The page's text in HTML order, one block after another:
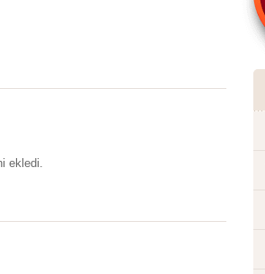
ekledi.